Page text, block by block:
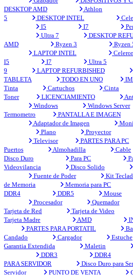
DESKTOP AMD
Athlon
5
DESKTOP INTEL
I5
I7
Ultra 7
DESKTOP
AMD
Ryzen 3 Ryzen
LAPTOP INTEL
I5
I7 Ultra 5
9
LAPTOP REFURBISHED
TABLETA
TODO EN UNO
Tinta
Cartuchos Cinta
Toner
LICENCIAMIENTO
Windows
Windows Server
Termometro
PANTALLA E IMAGEN
Adaptador de Imagen
Plano
Proyector
Televisor
PARTES PARA PC
Puertos
Almohadilla Cable
Disco Duro
Para PC
Videovilancia
Disco Solido
Fuente de Poder
Kit
de Memoria
Memoria para PC
DDR4
DDR5 Mouse
Procesador
Quemador
Tarjeta de Red
Tarjeta de Video
Tarjeta Madre
AMD
PARTES PARA PORTATIL
Candado
Cargador Estuche
Garantia Extendida
Maletin
DDR3
DDR4
PARA SERVIDOR
Disco Duro para
Servidor
PUNTO DE VENTA